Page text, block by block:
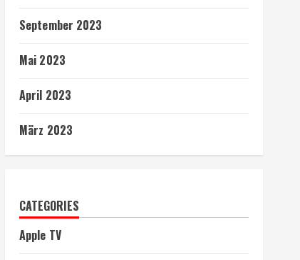
September 2023
Mai 2023
April 2023
März 2023
CATEGORIES
Apple TV